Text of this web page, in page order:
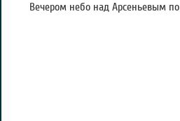
Вечером небо над Арсеньевым